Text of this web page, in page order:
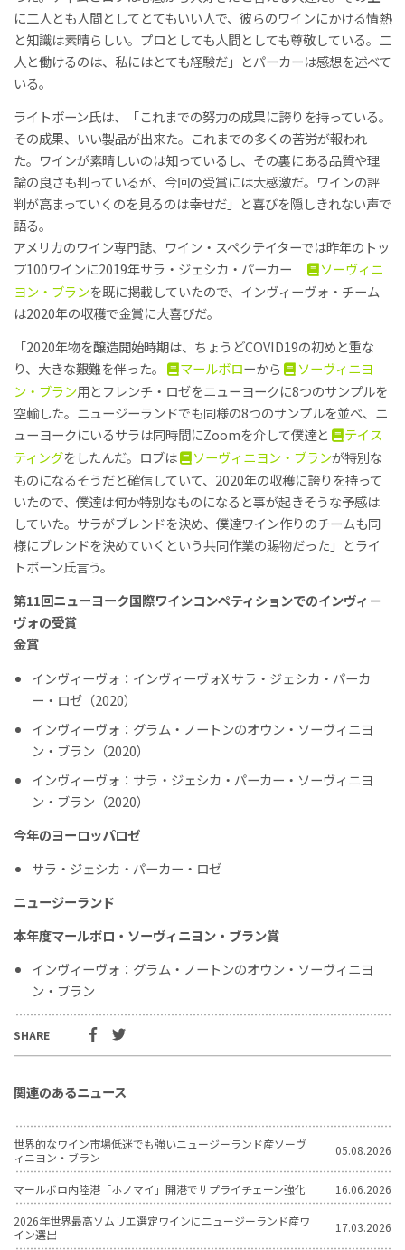
に二人とも人間としてとてもいい人で、彼らのワインにかける情熱
と知識は素晴らしい。プロとしても人間としても尊敬している。二
人と働けるのは、私にはとても経験だ」とパーカーは感想を述べて
いる。
ライトボーン氏は、「これまでの努力の成果に誇りを持っている。
その成果、いい製品が出来た。これまでの多くの苦労が報われ
た。ワインが素晴しいのは知っているし、その裏にある品質や理
論の良さも判っているが、今回の受賞には大感激だ。ワインの評
判が高まっていくのを見るのは幸せだ」と喜びを隠しきれない声で
語る。
アメリカのワイン専門誌、ワイン・スペクテイターでは昨年のトッ
プ100ワインに2019年サラ・ジェシカ・パーカー
ソーヴィニ
ヨン・ブランを既に掲載していたので、インヴィーヴォ・チーム
は2020年の収穫で金賞に大喜びだ。
「2020年物を醸造開始時期は、ちょうどCOVID19の初めと重な
り、大きな艱難を伴った。
マールボローから
ソーヴィニヨ
ン・ブラン用とフレンチ・ロゼをニューヨークに8つのサンプルを
空輸した。ニュージーランドでも同様の8つのサンプルを並べ、ニ
ューヨークにいるサラは同時間にZoomを介して僕達と
テイス
ティングをしたんだ。ロブは ソーヴィニヨン・ブランが特別な
ものになるそうだと確信していて、2020年の収穫に誇りを持って
いたので、僕達は何か特別なものになると事が起きそうな予感は
していた。サラがブレンドを決め、僕達ワイン作りのチームも同
様にブレンドを決めていくという共同作業の賜物だった」とライ
トボーン氏言う。
第11回ニューヨーク国際ワインコンペティションでのインヴィ－
ヴォの受賞
金賞
インヴィーヴォ：インヴィーヴォX サラ・ジェシカ・パーカ
ー・ロゼ（2020）
インヴィーヴォ：グラム・ノートンのオウン・ソーヴィニヨ
ン・ブラン（2020）
インヴィーヴォ：サラ・ジェシカ・パーカー・ソーヴィニヨ
ン・ブラン（2020）
今年のヨーロッパロゼ
サラ・ジェシカ・パーカー・ロゼ
ニュージーランド
本年度マールボロ・ソーヴィニヨン・ブラン賞
インヴィーヴォ：グラム・ノートンのオウン・ソーヴィニヨ
ン・ブラン
SHARE
関連のあるニュース
世界的なワイン市場低迷でも強いニュージーランド産ソーヴ
ィニヨン・ブラン
05.08.2026
マールボロ内陸港「ホノマイ」開港でサプライチェーン強化 16.06.2026
2026年世界最高ソムリエ選定ワインにニュージーランド産ワ
イン選出
17.03.2026